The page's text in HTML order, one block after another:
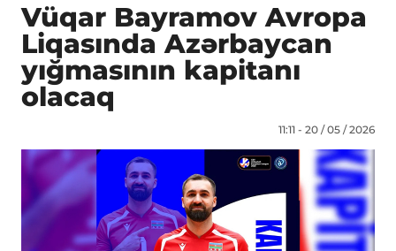
Vüqar Bayramov Avropa
Liqasında Azərbaycan
yığmasının kapitanı
olacaq
11:11 - 20 / 05 / 2026